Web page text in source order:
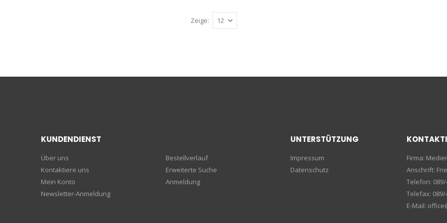
Zeige
KUNDENDIENST
Über uns
Kontaktiere uns
Mein Konto
Newsletter-Anmeldung
Bestellverlauf
Erweiterte Suche
Anmeldung
UNTERSTÜTZUNG
Impressum
Datenschutz
Firma:
Anschrift:
Telefon: 089/
Telefax: 089/
E-Mail: